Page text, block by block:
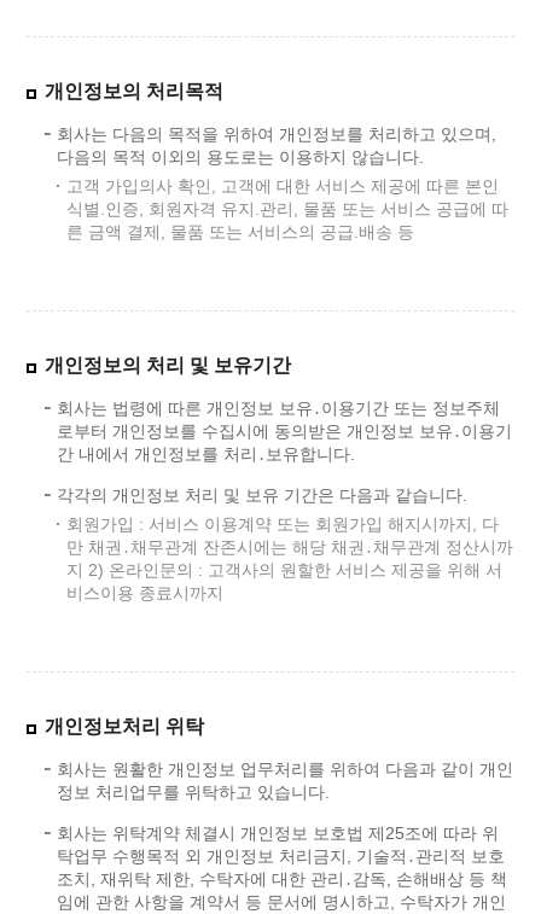
개인정보의 처리목적
회사는 다음의 목적을 위하여 개인정보를 처리하고 있으며,
다음의 목적 이외의 용도로는 이용하지 않습니다.
고객 가입의사 확인, 고객에 대한 서비스 제공에 따른 본인
식별.인증, 회원자격 유지.관리, 물품 또는 서비스 공급에 따
른 금액 결제, 물품 또는 서비스의 공급.배송 등
개인정보의 처리 및 보유기간
회사는 법령에 따른 개인정보 보유․이용기간 또는 정보주체
로부터 개인정보를 수집시에 동의받은 개인정보 보유․이용기
간 내에서 개인정보를 처리․보유합니다.
각각의 개인정보 처리 및 보유 기간은 다음과 같습니다.
회원가입 : 서비스 이용계약 또는 회원가입 해지시까지, 다
만 채권․채무관계 잔존시에는 해당 채권․채무관계 정산시까
지 2) 온라인문의 : 고객사의 원할한 서비스 제공을 위해 서
비스이용 종료시까지
개인정보처리 위탁
회사는 원활한 개인정보 업무처리를 위하여 다음과 같이 개인
정보 처리업무를 위탁하고 있습니다.
회사는 위탁계약 체결시 개인정보 보호법 제25조에 따라 위
탁업무 수행목적 외 개인정보 처리금지, 기술적․관리적 보호
조치, 재위탁 제한, 수탁자에 대한 관리․감독, 손해배상 등 책
임에 관한 사항을 계약서 등 문서에 명시하고, 수탁자가 개인